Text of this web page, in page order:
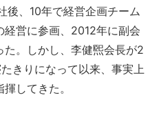
、10年で経営企画チーム
営に参画、2012年に副会
。しかし、李健煕会長が2
きりになって以来、事実上
してきた。